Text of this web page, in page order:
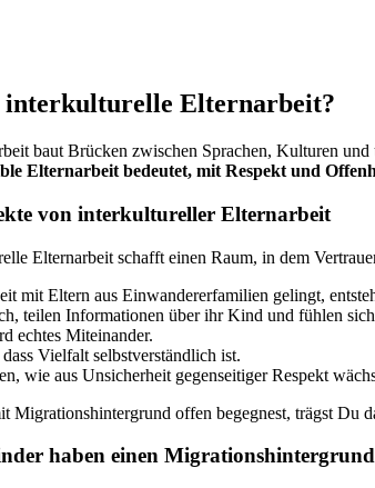
interkulturelle Elternarbeit?
baut Brücken zwischen Sprachen, Kulturen
Elternarbeit bedeutet, mit Respekt und
von interkultureller Elternarbeit
Elternarbeit schafft einen Raum, in dem
mit Eltern aus Einwandererfamilien gelingt,
teilen Informationen über ihr Kind und fühlen
echtes Miteinander.
Vielfalt selbstverständlich ist.
wie aus Unsicherheit gegenseitiger Respekt
Migrationshintergrund offen begegnest, trägst
haben einen